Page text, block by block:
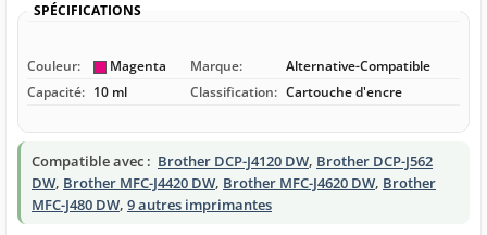
SPÉCIFICATIONS
Couleur: Magenta Marque:
Alternative-Compatible
Capacité: 10 ml Classification: Cartouche d'encre
Compatible avec : Brother DCP-J4120 DW, Brother DCP-J562
DW, Brother MFC-J4420 DW, Brother MFC-J4620 DW, Brother
MFC-J480 DW, 9 autres imprimantes